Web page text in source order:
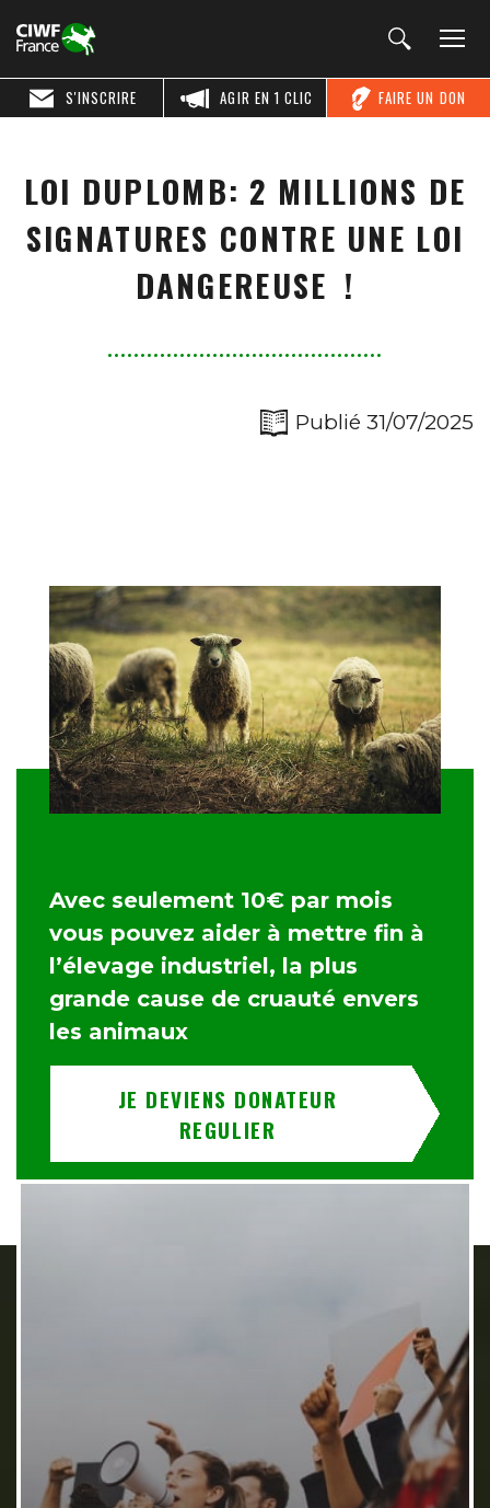
FAIRE UN DON
AGIR EN 1 CLIC
S'INSCRIRE
LOI DUPLOMB: 2 MILLIONS DE
SIGNATURES CONTRE UNE LOI
DANGEREUSE !
Publié 31/07/2025
Avec seulement 10€ par mois
vous pouvez aider à mettre fin à
l’élevage industriel, la plus
grande cause de cruauté envers
les animaux
JE DEVIENS DONATEUR
REGULIER